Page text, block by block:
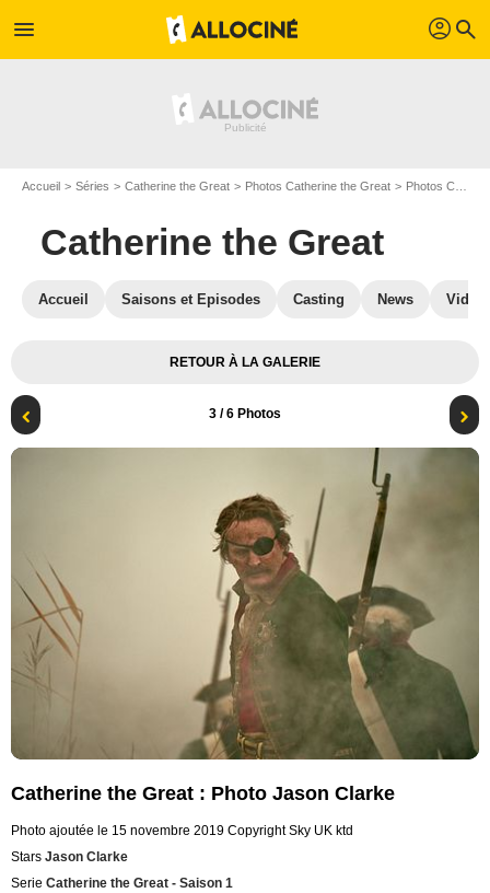
menu profil search
Accueil Séries Catherine the Great Photos Catherine the Great Photos Catherine the Great S01
Catherine the Great
Accueil Saisons et Episodes Casting News
RETOUR À LA GALERIE
3 / 6 Photos
Catherine the Great : Photo Jason Clarke
Photo ajoutée le 15 novembre 2019 Copyright Sky UK ktd
Stars Jason Clarke
Serie Catherine the Great - Saison 1